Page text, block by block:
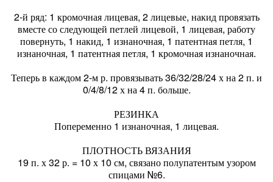
2-й ряд: 1 кромочная лицевая, 2 лицевые, накид провязать
вместе со следующей петлей лицевой, 1 лицевая, работу
повернуть, 1 накид, 1 изнаночная, 1 патентная петля, 1
изнаночная, 1 патентная петля, 1 кромочная изнаночная.
Теперь в каждом 2-м р. провязывать 36/32/28/24 х на 2 п. и
0/4/8/12 х на 4 п. больше.
РЕЗИНКА
Попеременно 1 изнаночная, 1 лицевая.
ПЛОТНОСТЬ ВЯЗАНИЯ
19 п. х 32 р. = 10 х 10 см, связано полупатентым узором
спицами №6.